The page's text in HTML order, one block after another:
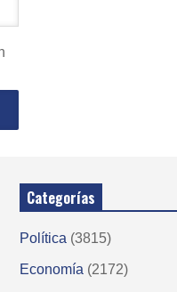
Categorías
Política (3815)
Economía (2172)